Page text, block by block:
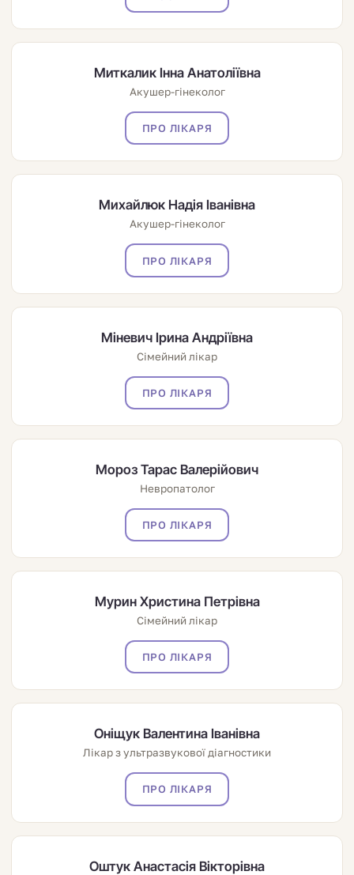
Миткалик Інна Анатоліївна
Акушер-гінеколог
ПРО ЛІКАРЯ
Михайлюк Надія Іванівна
Акушер-гінеколог
ПРО ЛІКАРЯ
Міневич Ірина Андріївна
Сімейний лікар
ПРО ЛІКАРЯ
Мороз Тарас Валерійович
Невропатолог
ПРО ЛІКАРЯ
Мурин Христина Петрівна
Сімейний лікар
ПРО ЛІКАРЯ
Оніщук Валентина Іванівна
Лікар з ультразвукової діагностики
ПРО ЛІКАРЯ
Оштук Анастасія Вікторівна